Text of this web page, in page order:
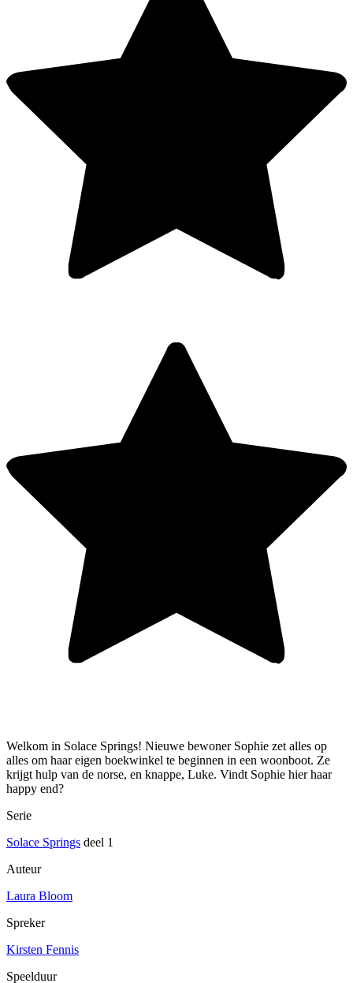
Welkom in Solace Springs! Nieuwe bewoner Sophie zet alles op
alles om haar eigen boekwinkel te beginnen in een woonboot. Ze
krijgt hulp van de norse, en knappe, Luke. Vindt Sophie hier haar
happy end?
Serie
Solace Springs deel 1
Auteur
Laura Bloom
Spreker
Kirsten Fennis
Speelduur